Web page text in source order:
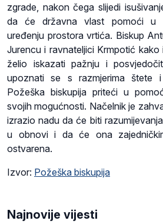
zgrade, nakon čega slijedi
da će državna vlast pomoći u
uređenju prostora vrtića. Biskup
Jurencu i ravnateljici Krmpotić
želio iskazati pažnju i
upoznati se s razmjerima štete
Požeška biskupija priteći u
svojih mogućnosti. Načelnik je
izrazio nadu da će biti
u obnovi i da će ona
ostvarena.
Izvor: Požeška biskupija
Najnovije vijesti